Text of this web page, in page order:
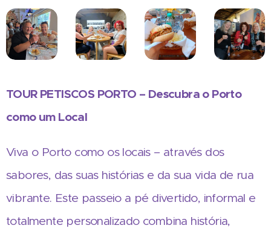
TOUR PETISCOS PORTO – Descubra o Porto
como um Local
Viva o Porto como os locais – através dos
sabores, das suas histórias e da sua vida de rua
vibrante. Este passeio a pé divertido, informal e
totalmente personalizado combina história,